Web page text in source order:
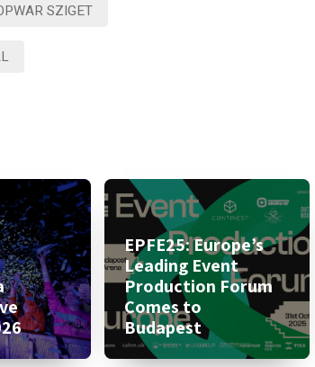
SZIGET
EPFE25: Europe’s
Leading Event
Production Forum
Comes to
Budapest